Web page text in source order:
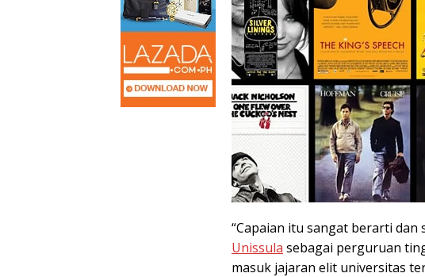
“Capaian itu sangat berarti
Unissula sebagai perguruan
masuk jajaran elit universitas